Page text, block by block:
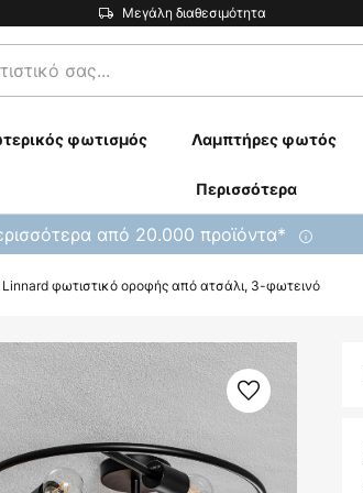
Μεγάλη διαθεσιμότητα
φωτισμός Λαμπτήρες φωτός
Περισσότερα
από 20.000 προϊόντα*
φωτιστικό οροφής από ατσάλι, 3-φωτεινό